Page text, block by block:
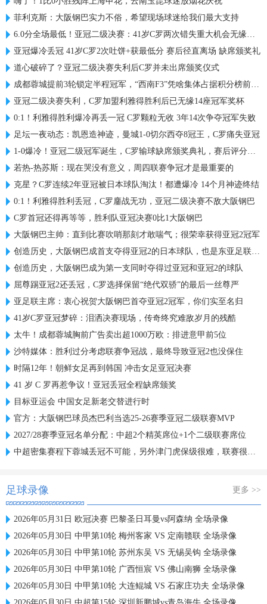
菲利克斯：大阪钢巴实力不俗，希望现场球迷给我们最大支持
6.0分全场最低！亚冠二级决赛：41岁C罗两次错失重大机会无缘首冠
亚冠爆冷丢冠 41岁C罗2次吐饼+获最低分 赛后径直离场 缺席颁奖礼
道心破碎了？亚冠二级决赛失利后C罗并未出席颁奖仪式
成都蓉城提前3轮锁定半程冠军，“西南F3”凭啥集体占据积分榜前三？
亚冠二级决赛失利，C罗加盟利雅得胜利后已无缘14座冠军奖杯
0:1！利雅得胜利爆冷再丢一冠 C罗颗粒无收 3年14次争夺冠军失败
足坛一夜动态：凯恩造神迹，曼城1-0切尔西夺8冠王，C罗痛失亚冠
1-0爆冷！亚冠二级冠军诞生，C罗输球缺席颁奖典礼，赛后评分出炉
若热-热苏斯：现在哭没有意义，周四联赛争冠才是最重要的
克星？C罗连续2年亚冠被日本球队淘汰！都遭爆冷 14个月神迹终结
0:1！利雅得胜利丢冠，C罗鏖战无功，亚冠二级决赛不敌大阪钢巴
C罗首冠还得再等等，胜利队亚冠决赛0比1大阪钢巴
大阪钢巴主帅：直到比赛吹哨那刻才敢喘气；很荣幸获得亚冠2冠军
创造历史，大阪钢巴成首支夺得亚冠2的日本球队，也是东亚足联首队
创造历史，大阪钢巴成为第一支同时夺得过亚冠和亚冠2的球队
屈尊踢亚冠2还丢冠，C罗选择保留“绝代双骄”的最后一丝尊严
亚足联主席：衷心祝贺大阪钢巴首夺亚冠2冠军，你们实至名归
41岁C罗亚冠梦碎：泪洒决赛现场，传奇终究难敌岁月的残酷
太牛！成都蓉城胸前广告卖出超1000万欧：排进意甲前5位
沙特媒体：胜利过分考虑联赛争冠战，最终导致亚冠2也没保住
时隔12年！朝鲜女足再到韩国 冲击女足亚冠决赛
41 岁 C 罗再惹争议！亚冠丢冠全程缺席颁奖
目标亚运会 中国女足新老交替进行时
官方：大阪钢巴球员杰巴利当选25-26赛季亚冠二级联赛MVP
2027/28赛季亚冠名单分配：中超2个精英席位+1个二级联赛席位
中超密集赛程下蓉城丢冠不可能，另外津门虎保级很难，联赛很无聊
足球录像 更多 >>
2026年05月31日 欧冠决赛 巴黎圣日耳曼vs阿森纳 全场录像
2026年05月30日 中甲第10轮 梅州客家 VS 定南赣联 全场录像
2026年05月30日 中甲第10轮 苏州东吴 VS 无锡吴钩 全场录像
2026年05月30日 中甲第10轮 广西恒宸 VS 佛山南狮 全场录像
2026年05月30日 中甲第10轮 大连鲲城 VS 石家庄功夫 全场录像